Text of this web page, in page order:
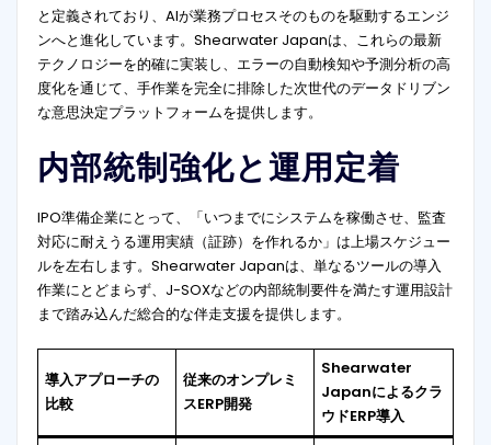
と定義されており、AIが業務プロセスそのものを駆動するエンジ
ンへと進化しています。Shearwater Japanは、これらの最新
テクノロジーを的確に実装し、エラーの自動検知や予測分析の高
度化を通じて、手作業を完全に排除した次世代のデータドリブン
な意思決定プラットフォームを提供します。
内部統制強化と運用定着
IPO準備企業にとって、「いつまでにシステムを稼働させ、監査
対応に耐えうる運用実績（証跡）を作れるか」は上場スケジュー
ルを左右します。Shearwater Japanは、単なるツールの導入
作業にとどまらず、J-SOXなどの内部統制要件を満たす運用設計
まで踏み込んだ総合的な伴走支援を提供します。
導入アプローチの
比較
従来のオンプレミ
スERP開発
Shearwater
Japanによるクラ
ウドERP導入